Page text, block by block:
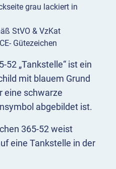
52 „Tankstelle“ ist ein
mit blauem Grund
eine schwarze
abgebildet ist.
365-52 weist
eine Tankstelle in der
grau lackiert in
StVO & VzKat
Gütezeichen